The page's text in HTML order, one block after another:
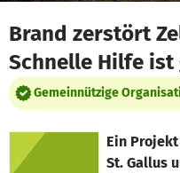
Brand zerstört
Schnelle Hilfe ist
Gemeinnützige
Ein
St. Gallus